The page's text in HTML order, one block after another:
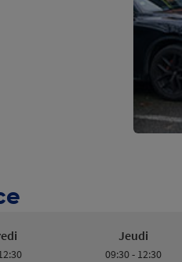
Jeudi
09:30 - 12:30